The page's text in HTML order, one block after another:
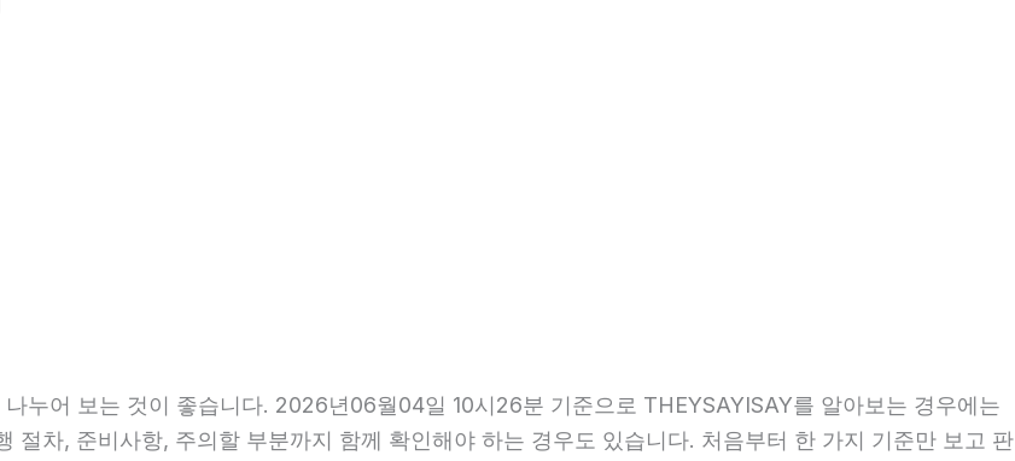
누어 보는 것이 좋습니다. 2026년06월04일 10시26분 기준으로 THEYSAYISAY를 알아보는 경우에는
절차, 준비사항, 주의할 부분까지 함께 확인해야 하는 경우도 있습니다. 처음부터 한 가지 기준만 보고 판